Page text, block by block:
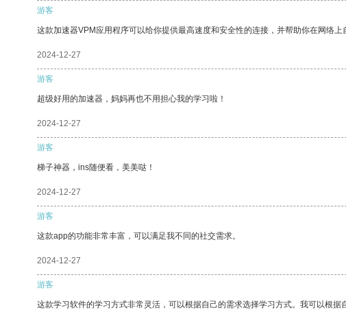
游客
这款加速器VPM应用程序可以给你提供最高速度和安全性的连接，并帮助你在网络上
2024-12-27
游客
超级好用的加速器，妈妈再也不用担心我的学习啦！
2024-12-27
游客
梯子神器，ins随便看，美美哒！
2024-12-27
游客
这款app的功能非常丰富，可以满足我不同的社交需求。
2024-12-27
游客
这款学习软件的学习方式非常灵活，可以根据自己的需求选择学习方式。我可以根据